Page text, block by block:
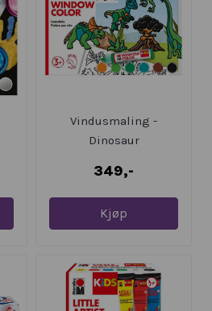
Vindusmaling -
Dinosaur
349,-
Kjøp